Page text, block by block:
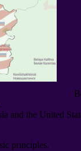
.
and the United
principles.